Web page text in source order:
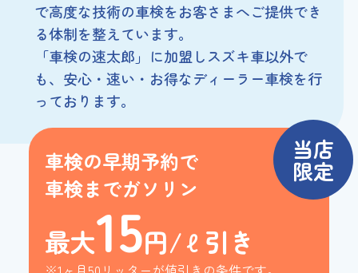
で高度な技術の車検をお客さまへご提供でき
る体制を整えています。
「車検の速太郎」に加盟しスズキ車以外で
も、 安心・速い・お得なディーラー車検を行
っております。
車検の早期予約で
車検までガソリン
最大15円/ℓ引き
当店
限定